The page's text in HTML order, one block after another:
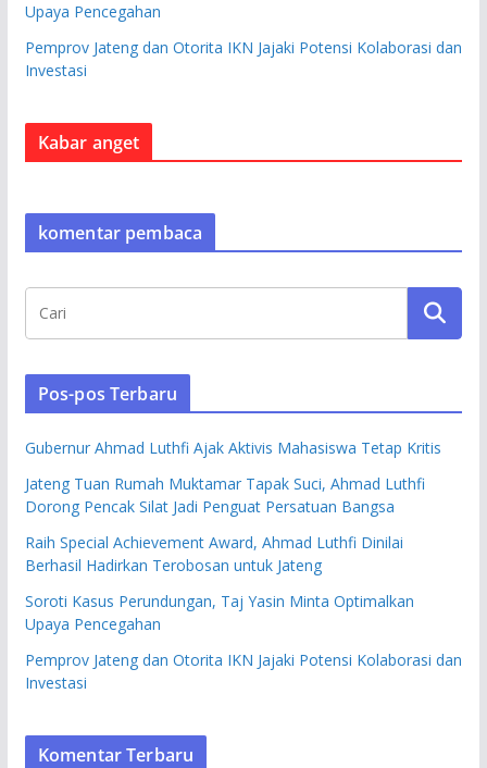
Upaya Pencegahan
Pemprov Jateng dan Otorita IKN Jajaki Potensi Kolaborasi dan
Investasi
Kabar anget
komentar pembaca
Pos-pos Terbaru
Gubernur Ahmad Luthfi Ajak Aktivis Mahasiswa Tetap Kritis
Jateng Tuan Rumah Muktamar Tapak Suci, Ahmad Luthfi
Dorong Pencak Silat Jadi Penguat Persatuan Bangsa
Raih Special Achievement Award, Ahmad Luthfi Dinilai
Berhasil Hadirkan Terobosan untuk Jateng
Soroti Kasus Perundungan, Taj Yasin Minta Optimalkan
Upaya Pencegahan
Pemprov Jateng dan Otorita IKN Jajaki Potensi Kolaborasi dan
Investasi
Komentar Terbaru